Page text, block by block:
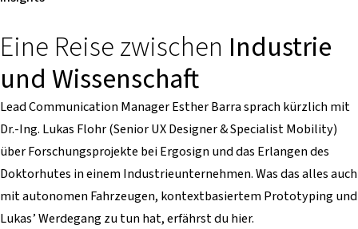
Eine Reise zwischen Industrie
und Wissenschaft
Lead Communication Manager Esther Barra sprach kürzlich mit
Dr.-Ing. Lukas Flohr (Senior UX Designer & Specialist Mobility)
über Forschungsprojekte bei Ergosign und das Erlangen des
Doktorhutes in einem Industrieunternehmen. Was das alles auch
mit autonomen Fahrzeugen, kontextbasiertem Prototyping und
Lukas’ Werdegang zu tun hat, erfährst du hier.